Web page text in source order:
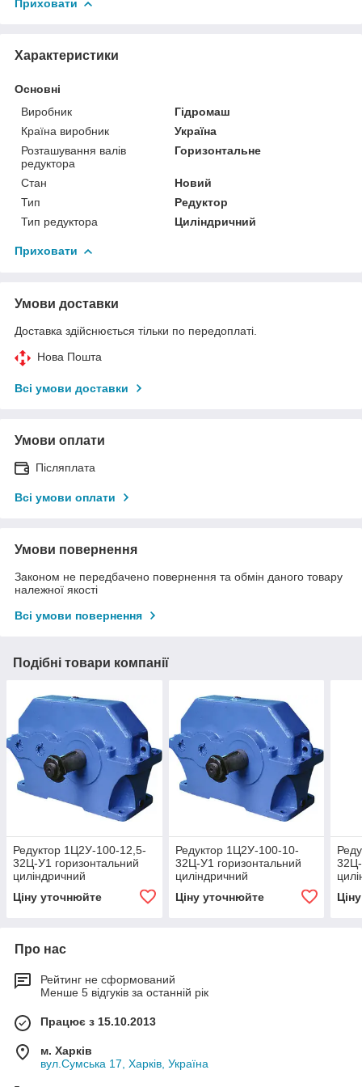
Приховати
Характеристики
Основні
Виробник
Гідромаш
Країна виробник
Україна
Розташування валів
редуктора
Горизонтальне
Стан
Новий
Тип
Редуктор
Тип редуктора
Циліндричний
Приховати
Умови доставки
Доставка здійснюється тільки по передоплаті.
Нова Пошта
Всі умови доставки
Умови оплати
Післяплата
Всі умови оплати
Умови повернення
Законом не передбачено повернення та обмін даного товару
належної якості
Всі умови повернення
Подібні товари компанії
Редуктор 1Ц2У-100-12,5-
32Ц-У1 горизонтальний
циліндричний
Ціну уточнюйте
Редуктор 1Ц2У-100-10-
32Ц-У1 горизонтальний
циліндричний
Ціну уточнюйте
Про нас
Рейтинг не сформований
Менше 5 відгуків за останній рік
Працює з 15.10.2013
м. Харків
вул.Сумська 17, Харків, Україна